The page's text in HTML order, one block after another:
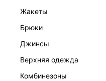
жакеты
брюки
джинсы
верхняя одежда
комбинезоны